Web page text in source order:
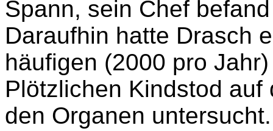
Spann, sein Chef
Daraufhin hatte Drasch
häufigen (2000 pro
Plötzlichen Kindstod
den Organen